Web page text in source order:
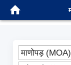
माणोपड़ (MOA)